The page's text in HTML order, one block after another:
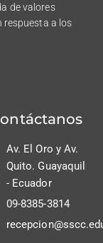
de valores
respuesta a los
Av. El Oro y Av.
Quito. Guayaquil
- Ecuador
09-8385-3814